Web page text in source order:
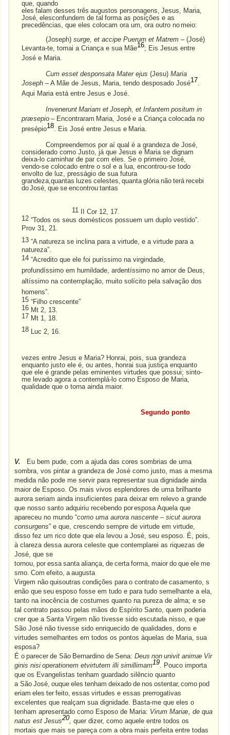
que, quando
eles falam desses três augustos personagens, Jesus,
Maria,
José, elesconfundem de tal forma as posições e as
precedências, que eles colocam ora um, ora outro nomeio:
(Joseph) surge, et accipe Puerum et Matrem – (José)
Levanta-te, tomai a Criança e sua Mãe16; Eis Jesus entre
José e Maria.
Cum esset desponsata Mater ejus (Jesu) Maria
Joseph – A Mãe de Jesus, Maria, tendo desposado José17.
Aqui Maria está entre Jesus e José.
Invenerunt Mariam et Joseph, et Infantem positum in
præsepio – Encontraram Maria, José e a Criança colocada no
presépio18. Eis José entre Jesus e Maria.
Compreendemos por aí qual é a grandeza de José,
considerado como Justo, já que Jesus e Maria se dignam
deixa-lo caminhar de par com eles. Se o primeiro José,
vendo-se colocado entre o sol e a lua, encontrou-se todo
envolto de luz, presságio de sua futura
grandeza,quantas luzes celestes, quanta glória não terá recebi
doJosé, que se encontrou tantas
11
II Cor 12, 17.
12 “Todos os seus domésticos possuem um duplo vestido”.
Prov 31, 21.
13 “A natureza se inclina para a virtude, e a virtude para a
natureza”.
14 “Acredito que ele foi puríssimo na virgindade,
profundíssimo em humildade, ardentíssimo no amor de Deus,
altíssimo na contemplação, muito solícito pela salvação dos
homens”.
15 “Filho crescente”
16 Mt 2, 13.
17 Mt 1, 18.
18 Luc 2, 16.
vezes entre Jesus e Maria? Honrai, pois, sua grandeza
enquanto justo ele é, ou antes, honrai sua justiça enquanto
que ele é grande pelas eminentes virtudes que possui; sinto-
me levado agora a contemplá-lo como Esposo de Maria,
qualidade que o torna ainda maior.
Segundo ponto
V.
Eu bem pude, com a ajuda das cores sombrias de uma
sombra, vos pintar a grandeza de José como justo, mas a mesma
medida não pode me servir para representar sua dignidade ainda
maior de Esposo. Os mais vivos esplendoresde uma brilhante
aurora seriam ainda insuficientes para deixar em relevo a grande
que nosso santo adquiriu recebendo poresposa Aquela que
apareceu no mundo “como uma aurora nascente – sicut aurora
consurgens” e que, crescendo sempre de virtude em virtude,
disso fez um rico dote que ela levou a José, seu esposo. É, pois,
à clareza dessa aurora celeste que contemplarei as riquezas de
José, que se
tornou, por essasanta aliança, de certa forma, maior do que ele me
smo. Com efeito, a augusta
Virgem não quisoutras condições para o contrato de casamento, s
enão que seu esposo fosse em tudo e para tudo semelhante a ela,
tanto na inocência de costumes quanto na pureza de alma; e se
tal contrato passou pelas mãos do Espírito Santo, quem poderia
crer que a Santa Virgem não tivesse sido escutada nisso, e que
São José não tivesse sido enriquecido de qualidades, dons e
virtudes semelhantes em todos os pontos àquelas de Maria, sua
esposa?
É o parecer de São Bernardino de Sena: Deus non univit animæ Vir
ginis nisi operationem etvirtutem illi simillimam19. Pouco importa
que os Evangelistas tenham guardado silêncio quanto
aSãoJosé, ouque eles tenham deixado de nos ostentar, como pod
eriam eles ter feito, essas virtudes e essas prerrogativas
excelentes que realçam sua dignidade. Basta-me que eles o
tenham apresentado como Esposo de Maria: Virum Mariæ, de qua
natus est Jesus20,quer dizer, como aquele entre todos os
mortais que mais se pareça com a obra mais perfeita entre todas